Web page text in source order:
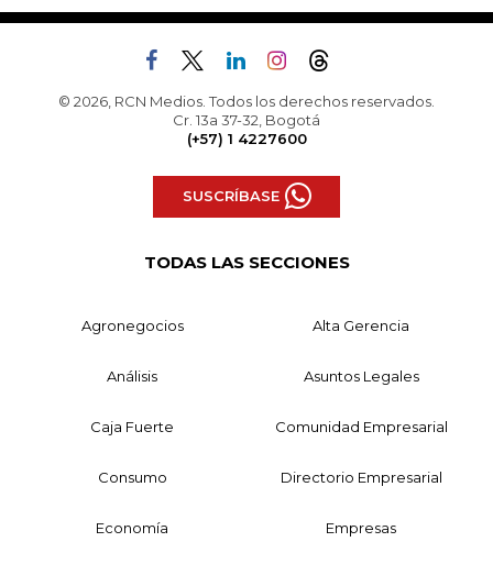
© 2026, RCN Medios. Todos los derechos reservados.
Cr. 13a 37-32, Bogotá
(+57) 1 4227600
SUSCRÍBASE
TODAS LAS SECCIONES
Agronegocios Alta Gerencia
Análisis Asuntos Legales
Caja Fuerte Comunidad Empresarial
Consumo Directorio Empresarial
Economía Empresas